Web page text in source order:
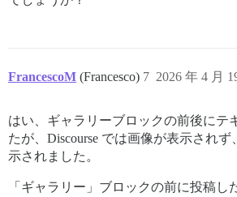
FrancescoM (Francesco) 2026 年 4 月
7
はい、ギャラリーブロックの前後にテ
たが、Discourse では画像が表示され
示されました。
「ギャラリー」ブロックの前に投稿し